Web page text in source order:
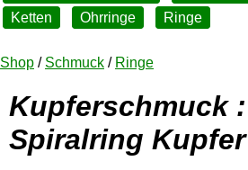
Ketten
Ohrringe Ringe
Shop / Schmuck / Ringe
Kupferschmuck :
Spiralring